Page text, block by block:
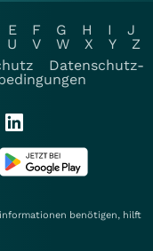
E F G H I
J
U V W X Y
Z
Datenschutz-
benötigen, hilft